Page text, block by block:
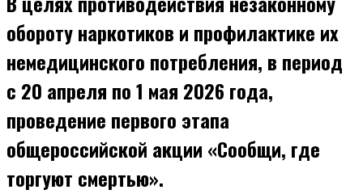
обороту наркотиков и профилактике их
немедицинского потребления, в период
с 20 апреля по 1 мая 2026 года,
проведение первого этапа
общероссийской акции «Сообщи, где
торгуют смертью».